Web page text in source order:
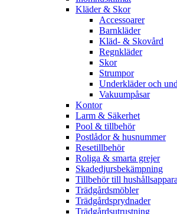
Kläder & Skor
Accessoarer
Barnkläder
Kläd- & Skovård
Regnkläder
Skor
Strumpor
Underkläder och
Vakuumpåsar
Kontor
Larm & Säkerhet
Pool & tillbehör
Postlådor & husnummer
Resetillbehör
Roliga & smarta grejer
Skadedjursbekämpning
Tillbehör till
Trädgårdsmöbler
Trädgårdsprydnader
Trädgårdsutrustning